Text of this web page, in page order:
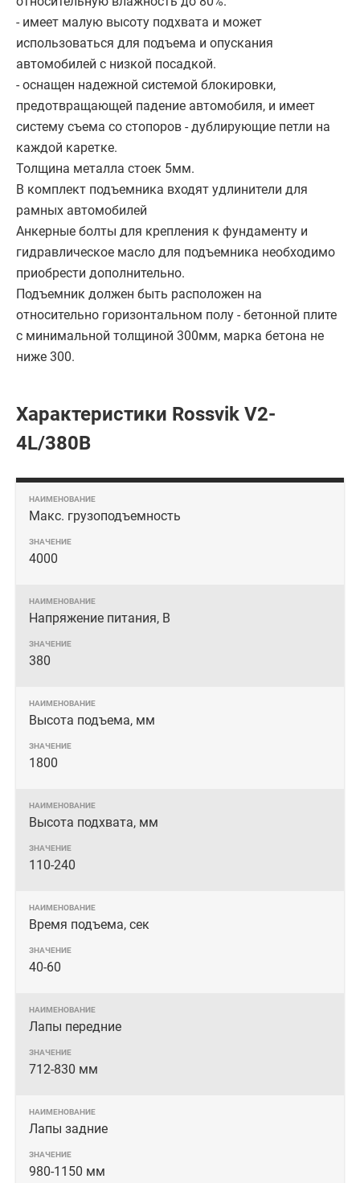
- имеет малую высоту подхвата и может
использоваться для подъема и опускания
автомобилей с низкой посадкой.
- оснащен надежной системой блокировки,
предотвращающей падение автомобиля, и имеет
систему съема со стопоров - дублирующие петли на
каждой каретке.
Толщина металла стоек 5мм.
В комплект подъемника входят удлинители для
рамных автомобилей
Анкерные болты для крепления к фундаменту и
гидравлическое масло для подъемника необходимо
приобрести дополнительно.
Подъемник должен быть расположен на
относительно горизонтальном полу - бетонной плите
с минимальной толщиной 300мм, марка бетона не
ниже 300.
Характеристики Rossvik V2-
4L/380В
Макс. грузоподъемность
4000
Напряжение питания, В
380
Высота подъема, мм
1800
Высота подхвата, мм
110-240
Время подъема, сек
40-60
Лапы передние
712-830 мм
Лапы задние
980-1150 мм